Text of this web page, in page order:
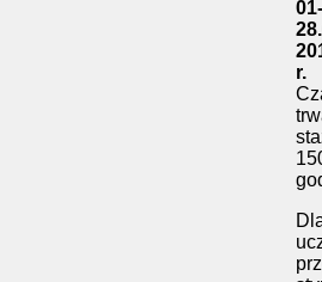
01-
r.